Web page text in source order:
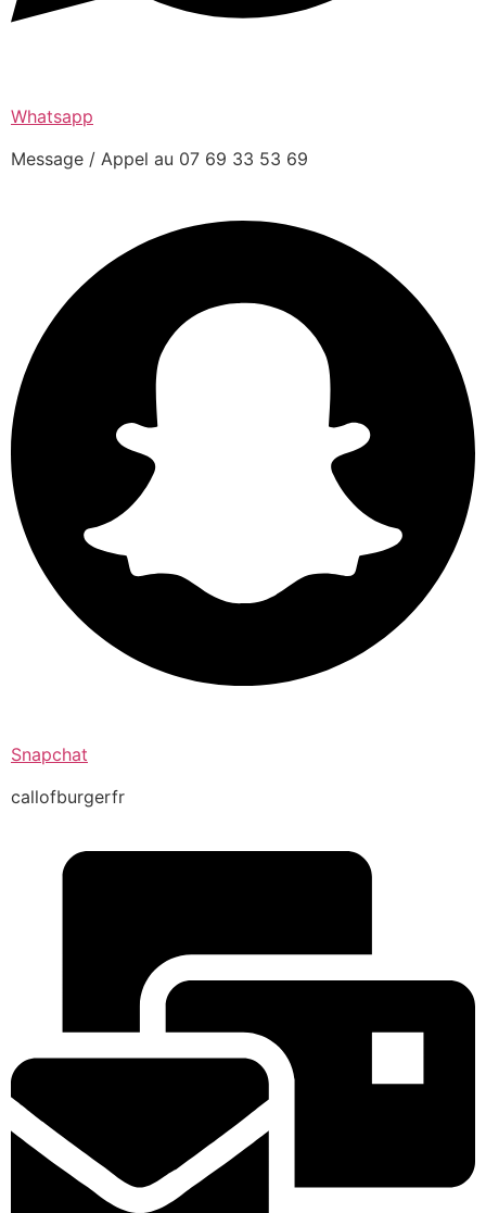
Whatsapp
Message / Appel au 07 69 33 53 69
Snapchat
callofburgerfr